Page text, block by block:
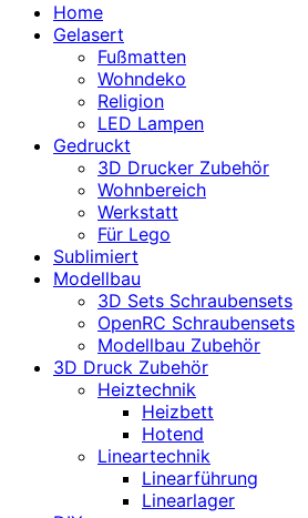
Home
Gelasert
Fußmatten
Wohndeko
Religion
LED Lampen
Gedruckt
3D Drucker Zubehör
Wohnbereich
Werkstatt
Für Lego
Sublimiert
Modellbau
3D Sets Schraubensets
OpenRC Schraubensets
Modellbau Zubehör
3D Druck Zubehör
Heiztechnik
Heizbett
Hotend
Lineartechnik
Linearführung
Linearlager